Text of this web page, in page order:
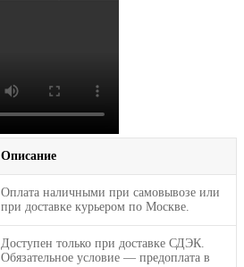
Описание
Оплата наличными при самовывозе или
при доставке курьером по Москве.
Доступен только при доставке СДЭК.
Обязательное условие — предоплата в